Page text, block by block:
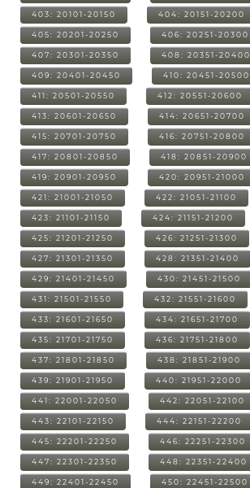
403: 20101-20150 404: 20151-20200
405: 20201-20250 406: 20251-20300
407: 20301-20350 408: 20351-20400
409: 20401-20450 410: 20451-20500
411: 20501-20550 412: 20551-20600
413: 20601-20650 414: 20651-20700
415: 20701-20750 416: 20751-20800
417: 20801-20850 418: 20851-20900
419: 20901-20950 420: 20951-21000
421: 21001-21050 422: 21051-21100
423: 21101-21150 424: 21151-21200
425: 21201-21250 426: 21251-21300
427: 21301-21350 428: 21351-21400
429: 21401-21450 430: 21451-21500
431: 21501-21550 432: 21551-21600
433: 21601-21650 434: 21651-21700
435: 21701-21750 436: 21751-21800
437: 21801-21850 438: 21851-21900
439: 21901-21950 440: 21951-22000
441: 22001-22050 442: 22051-22100
443: 22101-22150 444: 22151-22200
445: 22201-22250 446: 22251-22300
447: 22301-22350 448: 22351-22400
449: 22401-22450 450: 22451-22500